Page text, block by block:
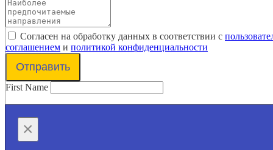
Согласен на обработку данных в соответствии с
соглашением и политикой конфиденциальности
Отправить
First Name
×